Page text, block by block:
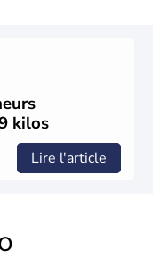
kilos
Lire l'article